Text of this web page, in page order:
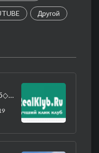
Другой